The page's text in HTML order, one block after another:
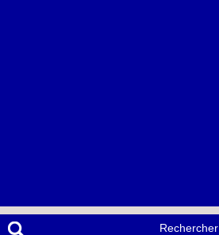
Rechercher